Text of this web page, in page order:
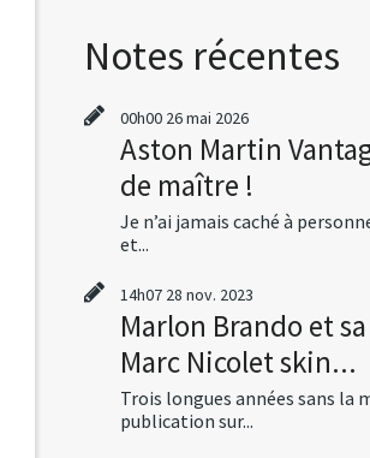
Notes récentes
00h00 26mai 2026
Aston Martin
de maître !
Je n’ai jamais caché à
et...
14h07 28 nov. 2023
Marlon Brando et
Marc Nicolet skin...
Trois longues années sans la
publication sur...